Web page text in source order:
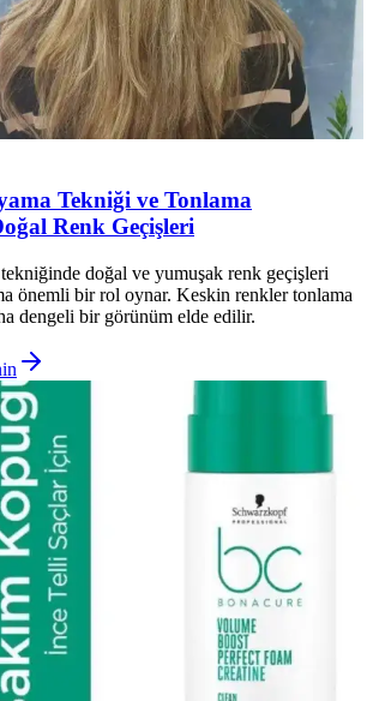
Tekniği ve Tonlama
Renk Geçişleri
doğal ve yumuşak renk geçişleri
önemli bir rol oynar. Keskin renkler tonlama
dengeli bir görünüm elde edilir.